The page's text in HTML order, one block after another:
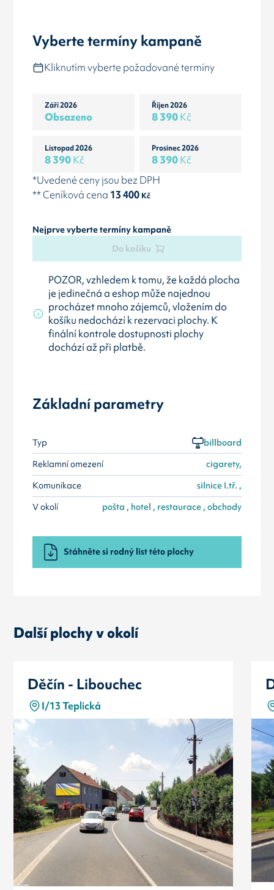
Vyberte termíny kampaně
Kliknutím vyberte požadované termíny
Září 2026
Obsazeno
Říjen 2026
8 390Kč
Listopad 2026
8 390Kč
Prosinec 2026
8 390Kč
*Uvedené ceny jsou bez DPH
** Ceníková cena 13 400Kč
Nejprve vyberte termíny kampaně
Do košíku
POZOR, vzhledem k tomu, že každá plocha
je jedinečná a eshop může najednou
procházet mnoho zájemců, vložením do
košíku nedochází k rezervaci plochy. K
finální kontrole dostupnosti plochy
dochází až při platbě.
Základní parametry
Typ
billboard
Reklamní omezení
cigarety,
Komunikace
silnice I.tř. ,
V okolí
pošta , hotel , restaurace , obchody
Stáhněte si rodný list této plochy
Další plochy v okolí
Děčín - Libouchec
I/13 Teplická